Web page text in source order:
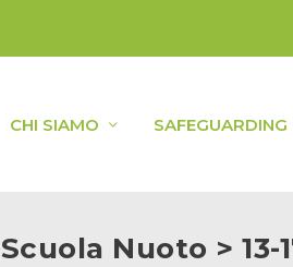
CHI SIAMO SAFEGUARDING
Scuola Nuoto > 13-